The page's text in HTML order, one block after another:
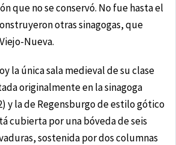
que no se conservó. No fue hasta el
otras sinagogas, que
Nueva.
la única sala medieval de su clase
originalmente en la sinagoga
y la de Regensburgo de estilo gótico
cubierta por una bóveda de seis
sostenida por dos columnas